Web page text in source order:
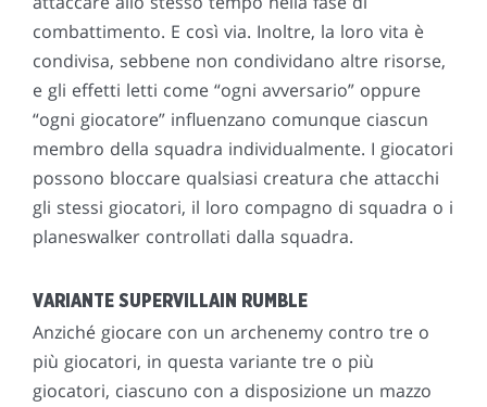
combattimento. E così via. Inoltre, la loro vita è
condivisa, sebbene non condividano altre risorse,
e gli effetti letti come “ogni avversario” oppure
“ogni giocatore” influenzano comunque ciascun
membro della squadra individualmente. I giocatori
possono bloccare qualsiasi creatura che attacchi
gli stessi giocatori, il loro compagno di squadra o i
planeswalker controllati dalla squadra.
VARIANTE SUPERVILLAIN RUMBLE
Anziché giocare con un archenemy contro tre o
più giocatori, in questa variante tre o più
giocatori, ciascuno con a disposizione un mazzo